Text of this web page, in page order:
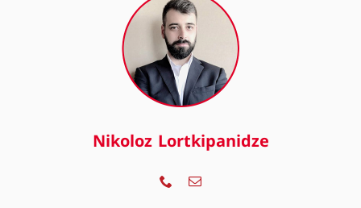
Nikoloz Lortkipanidze